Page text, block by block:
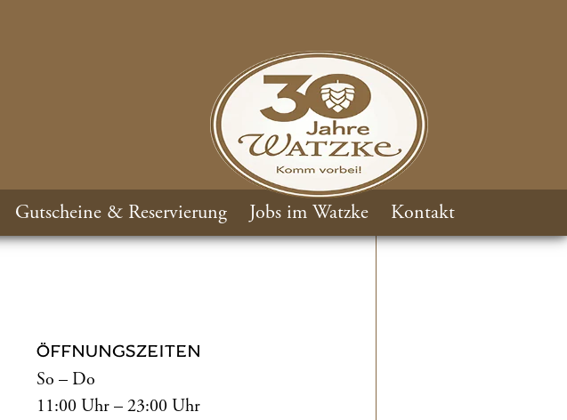
Gutscheine & Reservierung Jobs im Watzke Kontakt
ÖFFNUNGSZEITEN
So – Do
11:00 Uhr – 23:00 Uhr